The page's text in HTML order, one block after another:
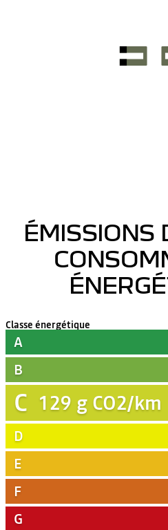
ÉMISSIONS
Classe énergétique
A
B
C 129 g CO2/km
D
E
F
G